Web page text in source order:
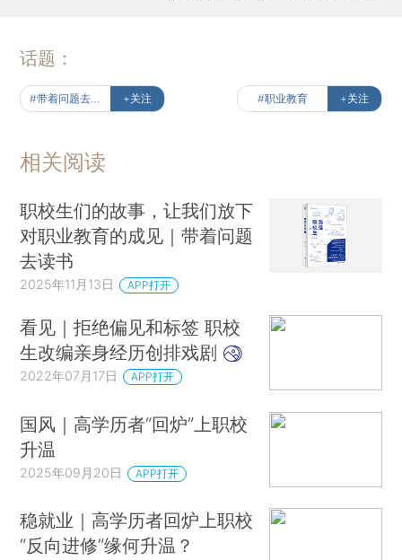
话题：
+关注 #职业教育 +关注
相关阅读
职校生们的故事，让我们放下
对职业教育的成见｜带着问题
去读书
2025年11月13日 APP打开
看见｜拒绝偏见和标签 职校
生改编亲身经历创排戏剧
2022年07月17日 APP打开
国风｜高学历者“回炉”上职校
升温
2025年09月20日 APP打开
稳就业｜高学历者回炉上职校
“反向进修”缘何升温？